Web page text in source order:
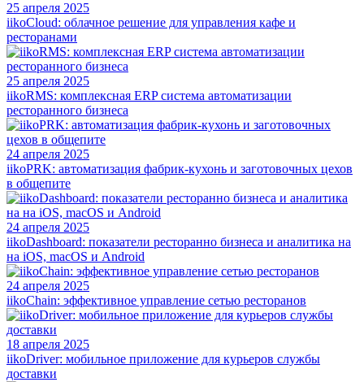
25 апреля 2025
iikoCloud: облачное решение для управления кафе и
ресторанами
25 апреля 2025
iikoRMS: комплексная ERP система автоматизации
ресторанного бизнеса
24 апреля 2025
iikoPRK: автоматизация фабрик-кухонь и заготовочных цехов
в общепите
24 апреля 2025
iikoDashboard: показатели ресторанно бизнеса и аналитика на
на iOS, macOS и Android
24 апреля 2025
iikoChain: эффективное управление сетью ресторанов
18 апреля 2025
iikoDriver: мобильное приложение для курьеров службы
доставки